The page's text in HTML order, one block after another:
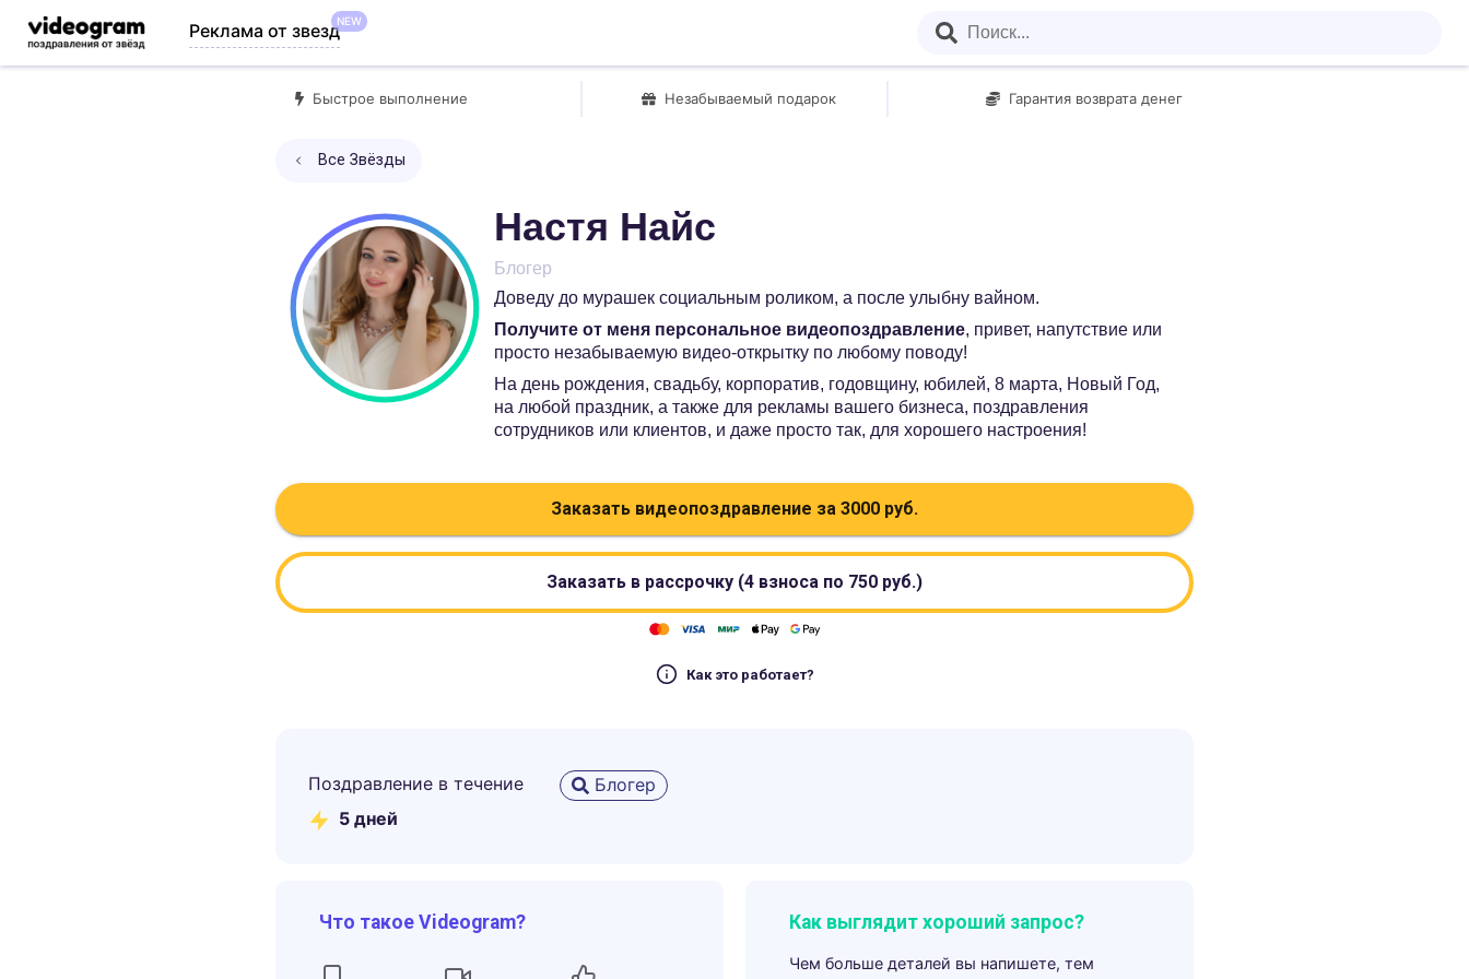
Реклама от звездNEW
Быстрое выполнение Незабываемый подарок Гарантия возврата денег
Все Звёзды
Настя Найс
Блогер
Доведу до мурашек социальным роликом, а после улыбну вайном.
Получите от меня персональное видеопоздравление, привет, напутствие или
просто незабываемую видео-открытку по любому поводу!
На день рождения, свадьбу, корпоратив, годовщину, юбилей, 8 марта, Новый Год,
на любой праздник, а также для рекламы вашего бизнеса, поздравления
сотрудников или клиентов, и даже просто так, для хорошего настроения!
Заказать видеопоздравление за 3000 руб.
Заказать в рассрочку (4 взноса по 750 руб.)
Как это работает?
Поздравление в течение
5 дней
Блогер
Что такое Videogram? Как выглядит хороший запрос?
Чем больше деталей вы напишете, тем